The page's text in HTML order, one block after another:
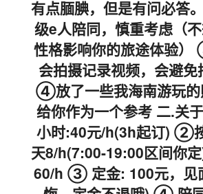
有点腼腆，但是有问必答
级e人陪同，慎重考虑（
性格影响你的旅途体验
会拍摄记录视频，会避免
④放了一些我海南游玩的
给你作为一个参考 二.关
小时:40元/h(3h起订) ②
天8/h(7:00-19:00区间你
60/h ③ 定金: 100元，见